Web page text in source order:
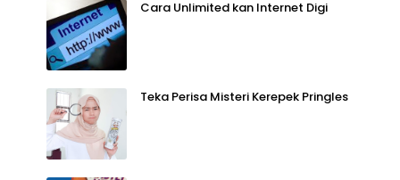
Cara Unlimited kan Internet Digi
Teka Perisa Misteri Kerepek Pringles